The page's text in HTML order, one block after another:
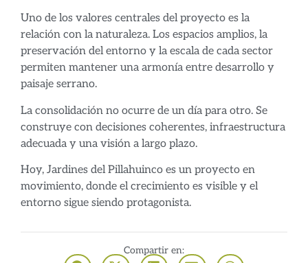
Uno de los valores centrales del proyecto es la
relación con la naturaleza. Los espacios amplios, la
preservación del entorno y la escala de cada sector
permiten mantener una armonía entre desarrollo y
paisaje serrano.
La consolidación no ocurre de un día para otro. Se
construye con decisiones coherentes, infraestructura
adecuada y una visión a largo plazo.
Hoy, Jardines del Pillahuinco es un proyecto en
movimiento, donde el crecimiento es visible y el
entorno sigue siendo protagonista.
Compartir en: